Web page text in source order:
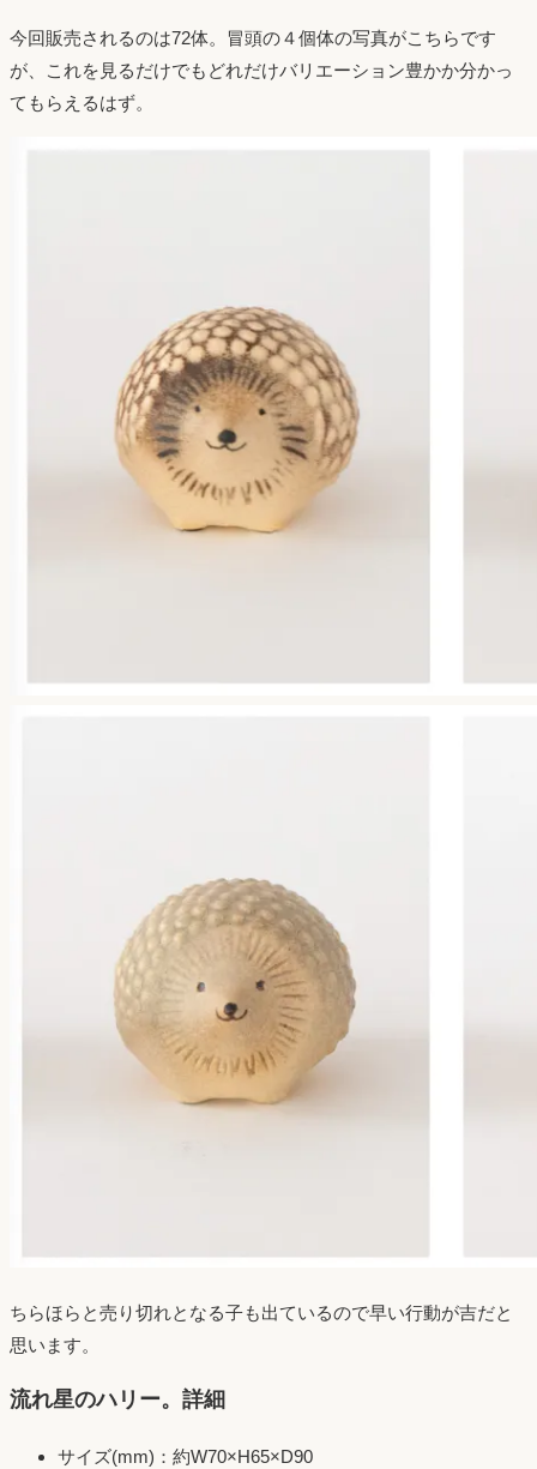
今回販売されるのは72体。冒頭の４個体の写真がこちらです
が、これを見るだけでもどれだけバリエーション豊かか分かっ
てもらえるはず。
ちらほらと売り切れとなる子も出ているので早い行動が吉だと
思います。
流れ星のハリー。詳細
サイズ(mm)：約W70×H65×D90